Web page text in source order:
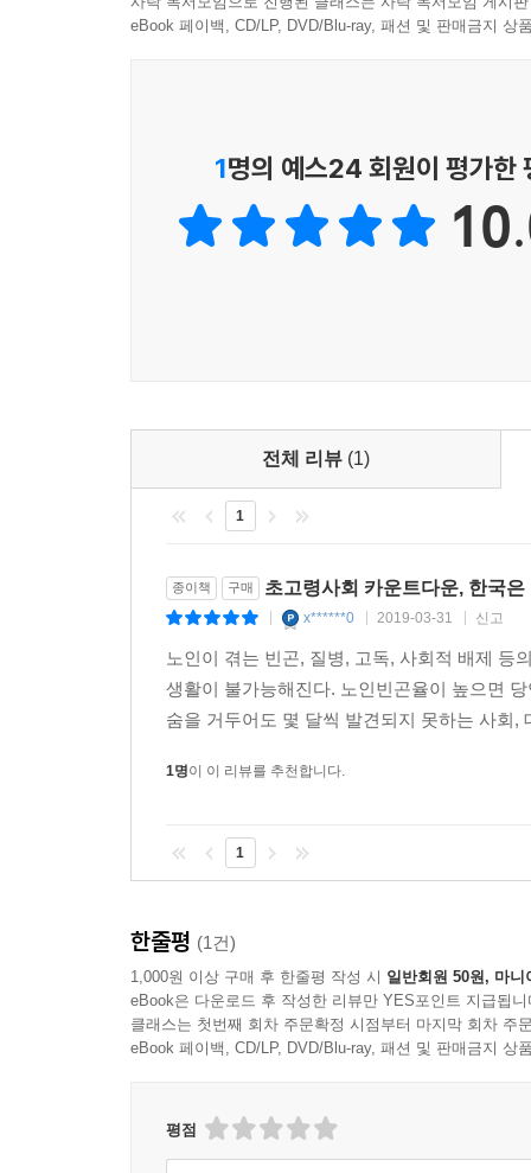
초고령 미래 사회는 어떤 모습일까
초고령 미래 사회의 또 다른 특징은 ‘혼자 사는
상당히 구체적인 과제가 따른다(제6장 고령자와
공동체가 붕괴된다. 마을 만들기 차원에서 접근
초고령 사회는 또한 ‘고령자가 많이 죽는 사회’
엔을 넘어섰고 매년 1조 엔씩 증거하고 있다.
(제19장 제론테크놀로지).
eBook 페이백, CD/LP, DVD/Blu-ray, 패션 및 판매금지 상
1명의 예스24 회원이 평가한
전체 리뷰 (1)
1
종이책 구매 초고령사회 카운트다운, 한국
x******0 2019-03-31 신고
노인이 겪는 빈곤, 질병, 고독, 사회적 배제 등
생활이 불가능해진다. 노인빈곤율이 높으면
숨을 거두어도 몇 달씩 발견되지 못하는 사회
1명이 이 리뷰를 추천합니다.
1
한줄평 (1건)
1,000원 이상 구매 후 한줄평 작성 시 일반회원 50원, 마니
eBook은 다운로드 후 작성한 리뷰만 YES포인트 지급됩니
클래스는 첫번째 회차 주문확정 시점부터 마지막 회차 주
eBook 페이백, CD/LP, DVD/Blu-ray, 패션 및 판매금지 상
평점